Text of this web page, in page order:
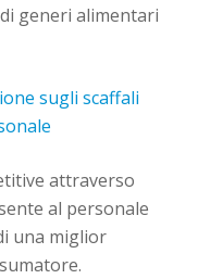
generi alimentari
sugli scaffali
attraverso
al personale
una miglior